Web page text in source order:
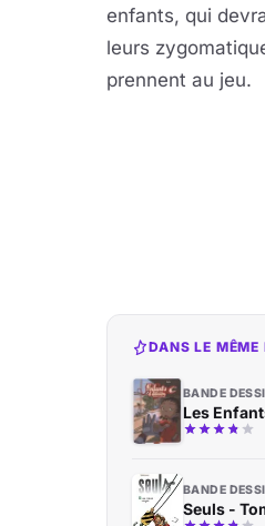
enfants, qui
leurs
prennent au jeu.
DANS LE MÊME
BANDE
Les
BANDE
Seuls -